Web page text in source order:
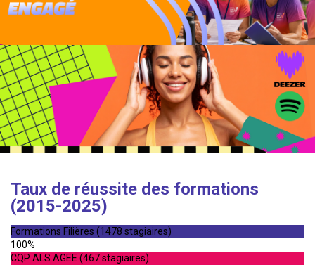
Taux de réussite des formations
(2015-2025)
Formations Filières (1478 stagiaires)
100%
CQP ALS AGEE (467 stagiaires)